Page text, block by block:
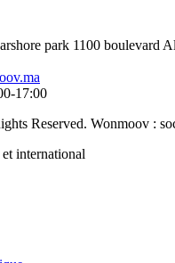
park 1100 boulevard
17:00
Reserved. Wonmoov :
international